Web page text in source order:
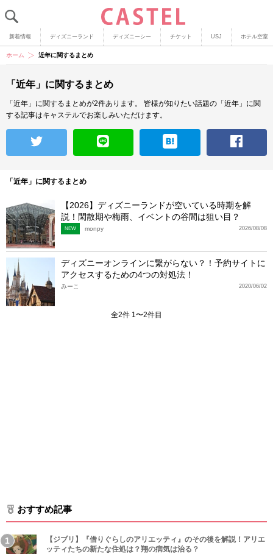
新着情報 ディズニーランド ディズニーシー チケット USJ ホテル空室
ホーム 近年に関するまとめ
「近年」に関するまとめ
「近年」に関するまとめが2件あります。
皆様が知りたい話題の「近年」に関
する記事はキャステルでお楽しみいただけます。
「近年」に関するまとめ
【2026】ディズニーランドが空いている時期を解
説！閑散期や梅雨、イベントの谷間は狙い目？
2026/08/08
NEW monpy
ディズニーオンラインに繋がらない？！予約サイトに
アクセスするための4つの対処法！
2020/06/02
みーこ
全2件 1〜2件目
おすすめ記事
【ジブリ】『借りぐらしのアリエッティ』のその後を解説！アリエ
ッティたちの新たな住処は？翔の病気は治る？